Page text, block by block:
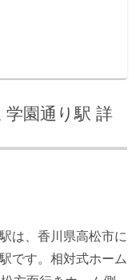
学園通り駅 詳
は、香川県高松市に
です。相対式ホーム